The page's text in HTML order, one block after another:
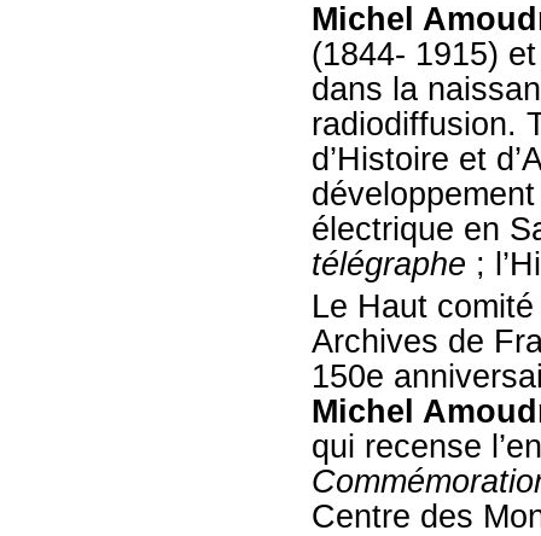
Michel
(1844- 1915)
dans la
radiodiffusion.
d’Histoire et
électrique en
télégraphe ;
Le Haut
Archives de
150e
Michel
qui recense
Centre des